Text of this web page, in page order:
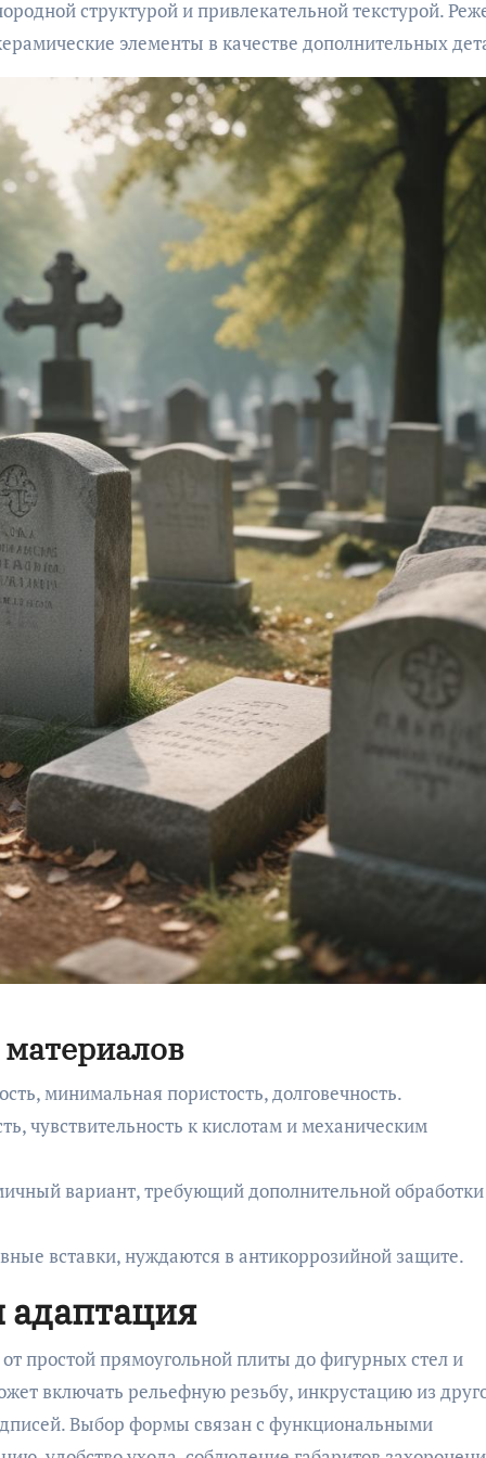
структурой и привлекательной текстурой.
элементы в качестве дополнительных
минимальная пористость, долговечность.
чувствительность к кислотам и механическим
вариант, требующий дополнительной
вставки, нуждаются в антикоррозийной защите.
простой прямоугольной плиты до фигурных стел и
включать рельефную резьбу, инкрустацию из
Выбор формы связан с функциональными